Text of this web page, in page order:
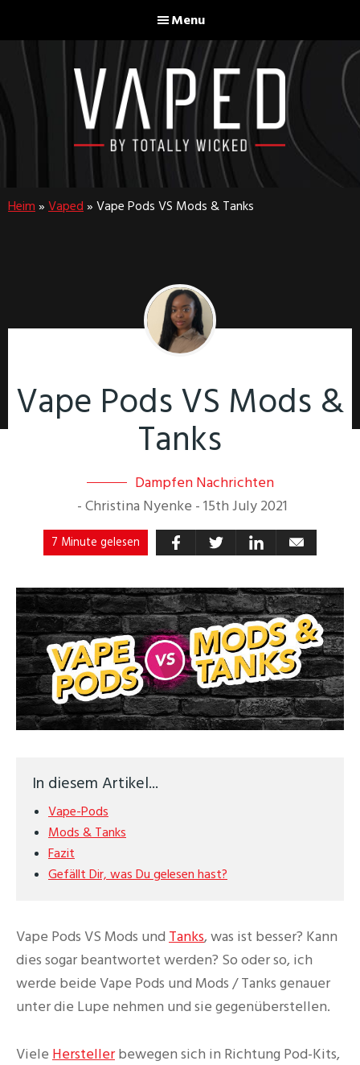
to
main
content
to
footer
Menu
Wicked
Heim » Vaped » Vape Pods VS Mods & Tanks
Vape Pods VS Mods &
Tanks
Dampfen Nachrichten
- Christina Nyenke - 15th July 2021
7 Minute gelesen
In diesem Artikel...
Vape-Pods
Mods & Tanks
Fazit
Gefällt Dir, was Du gelesen hast?
Vape Pods VS Mods und Tanks, was ist besser? Kann
dies sogar beantwortet werden? So oder so, ich
werde beide Vape Pods und Mods / Tanks genauer
unter die Lupe nehmen und sie gegenüberstellen.
Viele Herstellerbewegen sich in Richtung Pod-Kits,